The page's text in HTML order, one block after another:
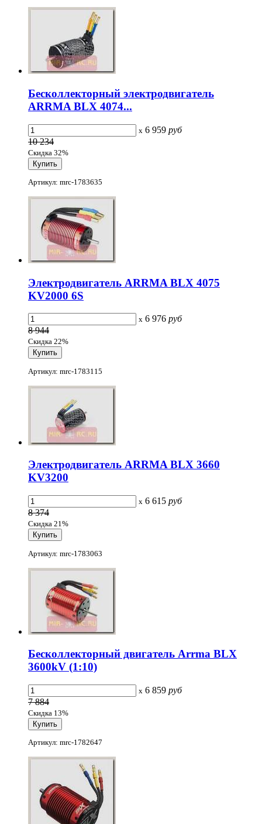
Бесколлекторный электродвигатель
ARRMA BLX 4074...
x 6 959 руб
10 234
Скидка 32%
Артикул: mrc-1783635
Электродвигатель ARRMA BLX 4075
KV2000 6S
x 6 976 руб
8 944
Скидка 22%
Артикул: mrc-1783115
Электродвигатель ARRMA BLX 3660
KV3200
x 6 615 руб
8 374
Скидка 21%
Артикул: mrc-1783063
Бесколлекторный двигатель Arrma BLX
3600kV (1:10)
x 6 859 руб
7 884
Скидка 13%
Артикул: mrc-1782647